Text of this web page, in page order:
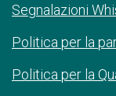
Segnalazioni
Politica per la
Politica per la